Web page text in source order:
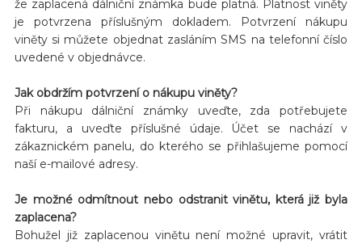
že zaplacená dálniční známka bude platná. Platnost viněty
je potvrzena příslušným dokladem. Potvrzení nákupu
viněty si můžete objednat zasláním SMS na telefonní číslo
uvedené v objednávce.
Jak obdržím potvrzení o nákupu viněty?
Při nákupu dálniční známky uveďte, zda potřebujete
fakturu, a uveďte příslušné údaje. Účet se nachází v
zákaznickém panelu, do kterého se přihlašujeme pomocí
naší e-mailové adresy.
Je možné odmítnout nebo odstranit vinětu, která již byla
zaplacena?
Bohužel již zaplacenou vinětu není možné upravit, vrátit